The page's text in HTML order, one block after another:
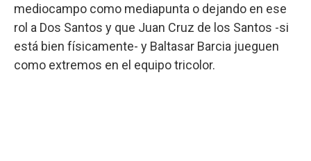
mediocampo como mediapunta o dejando en ese
rol a Dos Santos y que Juan Cruz de los Santos -si
está bien físicamente- y Baltasar Barcia jueguen
como extremos en el equipo tricolor.